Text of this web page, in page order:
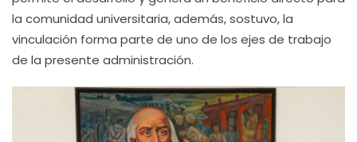
la comunidad universitaria, además, sostuvo, la
vinculación forma parte de uno de los ejes de trabajo
de la presente administración.